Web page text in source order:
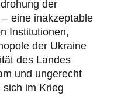
der
eine inakzeptable
Institutionen,
der Ukraine
des Landes
und ungerecht
im Krieg